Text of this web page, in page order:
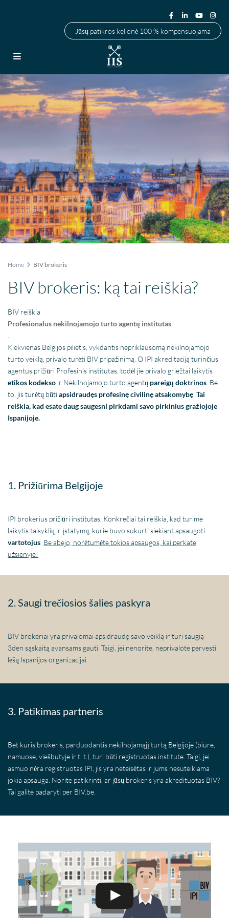
Jūsų patikros kelionė 100 % kompensuojama
Home BIV brokeris
BIV brokeris: ką tai reiškia?
BIV reiškia
Profesionalus nekilnojamojo turto agentų institutas
Kiekvienas Belgijos pilietis, vykdantis nepriklausomą nekilnojamojo
turto veiklą, privalo turėti BIV pripažinimą. O IPI akreditaciją turinčius
agentus prižiūri Profesinis institutas, todėl jie privalo griežtai laikytis
etikos kodekso ir Nekilnojamojo turto agentų pareigų doktrinos . Be
to, jis turėtų būtiapsidraudęs profesinę civilinę atsakomybę .Tai
reiškia, kad esate daug saugesni pirkdami savo pirkinius gražiojoje
Ispanijoje.
1. Prižiūrima Belgijoje
IPI brokerius prižiūri institutas. Konkrečiai tai reiškia, kad turime
laikytis taisyklių ir įstatymų, kurie buvo sukurti siekiant apsaugoti
vartotojus Be abejo, norėtumėte tokios apsaugos, kai perkate
užsienyje!
2. Saugi trečiosios šalies paskyra
BIV brokeriai yra privalomai apsidraudę savo veiklą ir turi saugią
3den sąskaitą avansams gauti. Taigi, jei nenorite, neprivalote pervesti
lėšų Ispanijos organizacijai.
3. Patikimas partneris
Bet kuris brokeris, parduodantis nekilnojamąjį turtą Belgijoje (biure,
namuose, viešbutyje ir t. t.), turi būti registruotas institute. Taigi, jei
asmuo nėra registruotas IPI, jis yra neteisėtas ir jums nesuteikiama
jokia apsauga. Norite patikrinti, ar jūsų brokeris yra akredituotas BIV?
Tai galite padaryti per BIV.be.